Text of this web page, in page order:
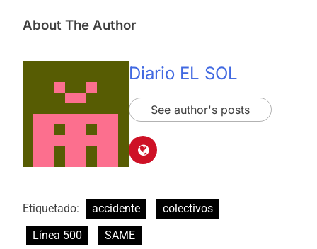
About The Author
Diario EL SOL
See author's posts
Etiquetado: accidente
colectivos
Línea 500
SAME